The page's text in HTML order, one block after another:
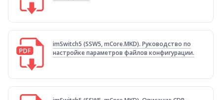
imSwitch5 (SSW5, mCore.MKD). Руководство по
настройке параметров файлов конфигурации.